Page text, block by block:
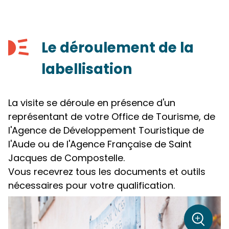
Le déroulement de la
labellisation
La visite se déroule en présence d'un
représentant de votre Office de Tourisme, de
l'Agence de Développement Touristique de
l'Aude ou de l'Agence Française de Saint
Jacques de Compostelle.
Vous recevrez tous les documents et outils
nécessaires pour votre qualification.
+
sur la